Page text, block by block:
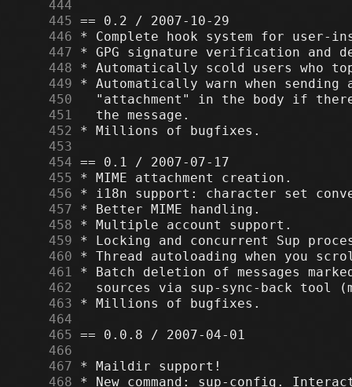
    444
    445
    446
    447
    448
    449
    450
    451
    452
    453
    454
    455
    456
    457
    458
    459
    460
    461
    462
    463
    464
    465
    466
    467
    468